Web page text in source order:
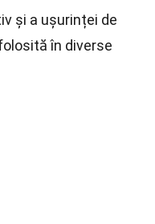
și a ușurinței de
în diverse